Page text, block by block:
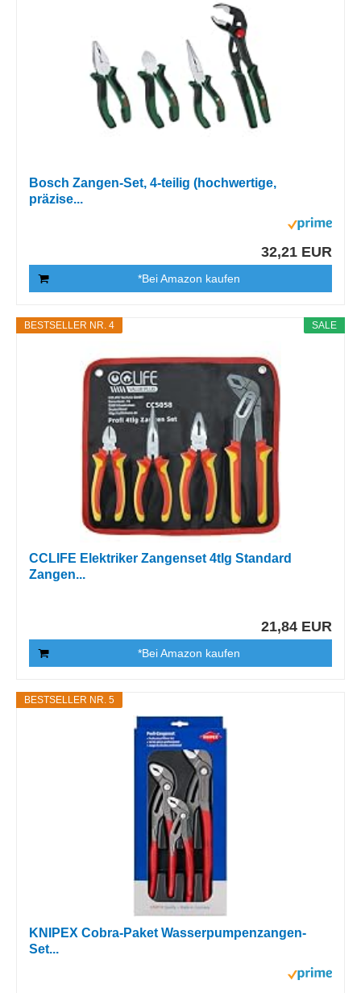
Bosch Zangen-Set, 4-teilig (hochwertige,
präzise...
32,21 EUR
*Bei Amazon kaufen
SALE
BESTSELLER NR. 4
CCLIFE Elektriker Zangenset 4tlg Standard
Zangen...
21,84 EUR
*Bei Amazon kaufen
BESTSELLER NR. 5
KNIPEX Cobra-Paket Wasserpumpenzangen-
Set...